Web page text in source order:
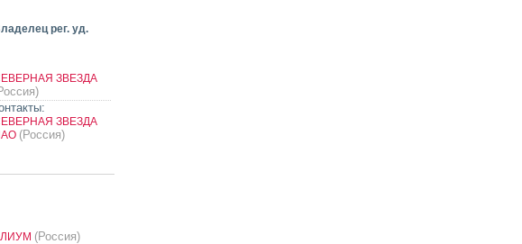
рег. уд.
ЗВЕЗДА
ЗВЕЗДА
(Россия)
(Россия)